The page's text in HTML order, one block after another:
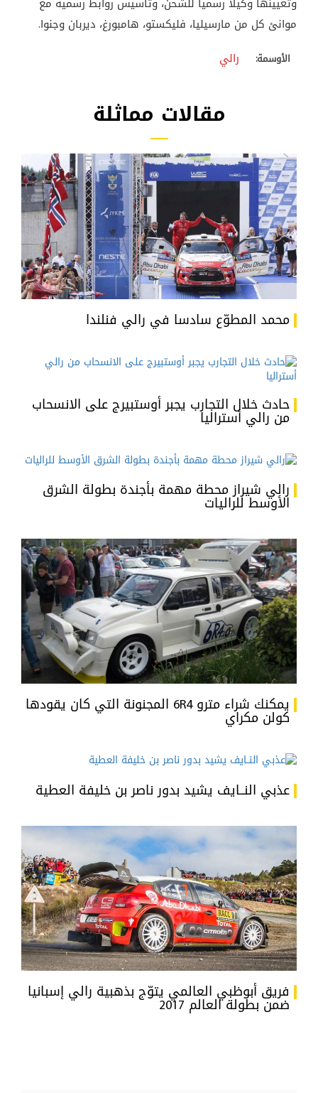
موانئ كل من مارسيليا، فليكستو، هامبورغ، ديربان وجنوا.
الأوسمة: رالي
مقالات مماثلة
محمد المطوّع سادسا في رالي فنلندا
حادث خلال التجارب يجبر أوستبيرج على الانسحاب
من رالي أستراليا
رالي شيراز محطة مهمة بأجندة بطولة الشرق
الأوسط للراليات
يمكنك شراء مترو 6R4 المجنونة التي كان يقودها
كولن مكراي
عذبي النــايف يشيد بدور ناصر بن خليفة العطية
فريق أبوظبي العالمي يتوّج بذهبية رالي إسبانيا
ضمن بطولة العالم 2017